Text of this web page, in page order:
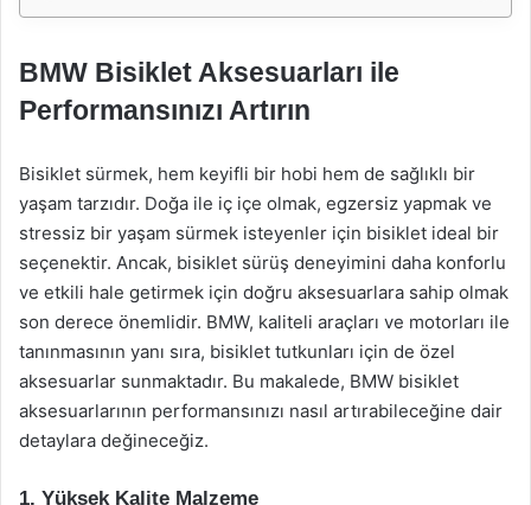
BMW Bisiklet Aksesuarları ile
Performansınızı Artırın
Bisiklet sürmek, hem keyifli bir hobi hem de sağlıklı bir
yaşam tarzıdır. Doğa ile iç içe olmak, egzersiz yapmak ve
stressiz bir yaşam sürmek isteyenler için bisiklet ideal bir
seçenektir. Ancak, bisiklet sürüş deneyimini daha konforlu
ve etkili hale getirmek için doğru aksesuarlara sahip olmak
son derece önemlidir. BMW, kaliteli araçları ve motorları ile
tanınmasının yanı sıra, bisiklet tutkunları için de özel
aksesuarlar sunmaktadır. Bu makalede, BMW bisiklet
aksesuarlarının performansınızı nasıl artırabileceğine dair
detaylara değineceğiz.
1. Yüksek Kalite Malzeme